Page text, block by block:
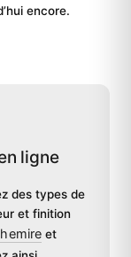
encore.
ligne
des types de
et finition
et